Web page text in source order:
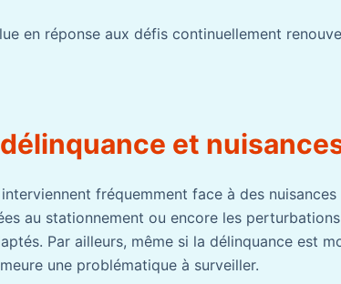
en réponse aux défis continuellement
et
fréquemment face à des
au stationnement ou encore les
Par ailleurs, même si la délinquance est
une problématique à surveiller.